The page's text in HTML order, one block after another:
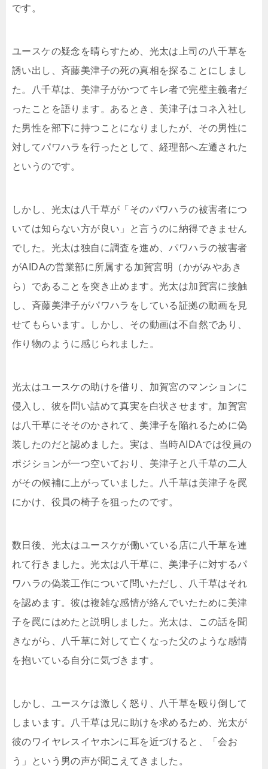
です。
ユースケの疑念を晴らすため、光太は上司の八千草を
誘い出し、斉藤美津子の死の真相を探ることにしまし
た。八千草は、美津子がかつてキレ者で完璧主義者だ
ったことを語ります。あるとき、美津子はコネ入社し
た男性を部下に持つことになりましたが、その男性に
対してパワハラを行ったとして、経理部へ左遷された
というのです。
しかし、光太は八千草が「そのパワハラの被害者につ
いては知らない方が良い」と言うのに納得できません
でした。光太は独自に調査を進め、パワハラの被害者
がAIDAの営業部に所属する加賀宮明（かがみやあき
ら）であることを突き止めます。光太は加賀宮に接触
し、斉藤美津子がパワハラをしている証拠の動画を見
せてもらいます。しかし、その動画は不自然であり、
作り物のように感じられました。
光太はユースケの助けを借り、加賀宮のマンションに
侵入し、彼を問い詰めて真実を白状させます。加賀宮
は八千草にそそのかされて、美津子を陥れるために偽
装したのだと認めました。実は、当時AIDAでは役員の
ポジションが一つ空いており、美津子と八千草の二人
がその候補に上がっていました。八千草は美津子を罠
にかけ、役員の椅子を狙ったのです。
数日後、光太はユースケが働いている店に八千草を連
れて行きました。光太は八千草に、美津子に対するパ
ワハラの偽装工作について問いただし、八千草はそれ
を認めます。彼は複雑な感情が絡んでいたために美津
子を罠にはめたと説明しました。光太は、この話を聞
きながら、八千草に対して亡くなった父のような感情
を抱いている自分に気づきます。
しかし、ユースケは激しく怒り、八千草を殴り倒して
しまいます。八千草は兄に助けを求めるため、光太が
彼のワイヤレスイヤホンに耳を近づけると、「会お
う」という男の声が聞こえてきました。